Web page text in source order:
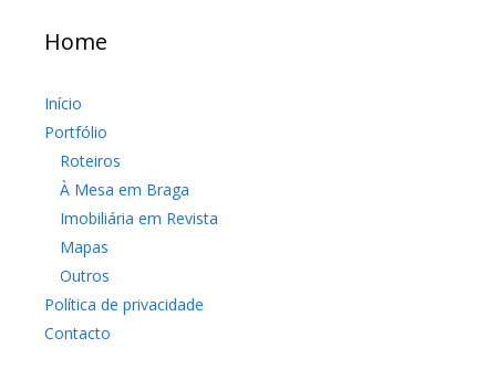
Home
Início
Portfólio
Roteiros
À Mesa em Braga
Imobiliária em Revista
Mapas
Outros
Política de privacidade
Contacto